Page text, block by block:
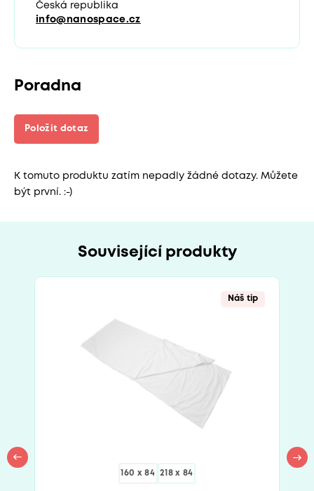
Česká republika
info@nanospace.cz
Poradna
Položit dotaz
K tomuto produktu zatím nepadly žádné dotazy. Můžete
být první. :-)
Související produkty
Náš tip
160 x 84 218 x 84